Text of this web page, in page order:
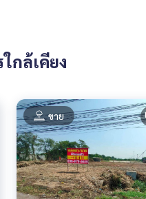
กล้เคียง
ขาย